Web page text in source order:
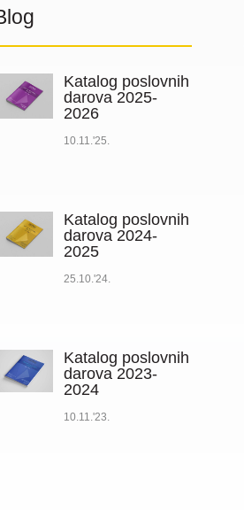
Katalog poslovnih
darova 2025-
2026
10.11.'25.
Katalog poslovnih
darova 2024-
2025
25.10.'24.
Katalog poslovnih
darova 2023-
2024
10.11.'23.